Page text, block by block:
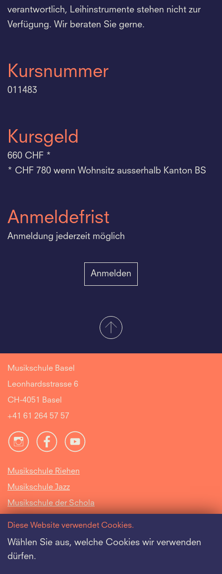
verantwortlich, Leihinstrumente stehen nicht zur
Verfügung. Wir beraten Sie gerne.
Kursnummer
011483
Kursgeld
660 CHF *
* CHF 780 wenn Wohnsitz ausserhalb Kanton BS
Anmeldefrist
Anmeldung jederzeit möglich
Anmelden
Musikschule Basel
Leonhardsstrasse 6
CH-4051 Basel
+41 61 264 57 57
Musikschule Riehen
Musikschule Jazz
Musikschule der Schola
Intranet
Offene Stellen
Diese Website verwendet Cookies.
Wählen Sie aus, welche Cookies wir verwenden
dürfen.